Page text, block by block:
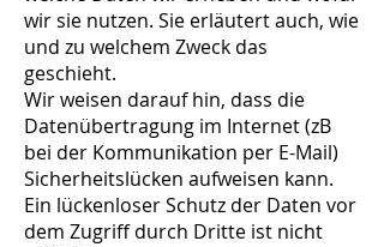
wir sie nutzen. Sie erläutert auch, wie
und zu welchem Zweck das
geschieht.
Wir weisen darauf hin, dass die
Datenübertragung im Internet (zB
bei der Kommunikation per E-Mail)
Sicherheitslücken aufweisen kann.
Ein lückenloser Schutz der Daten vor
dem Zugriff durch Dritte ist nicht